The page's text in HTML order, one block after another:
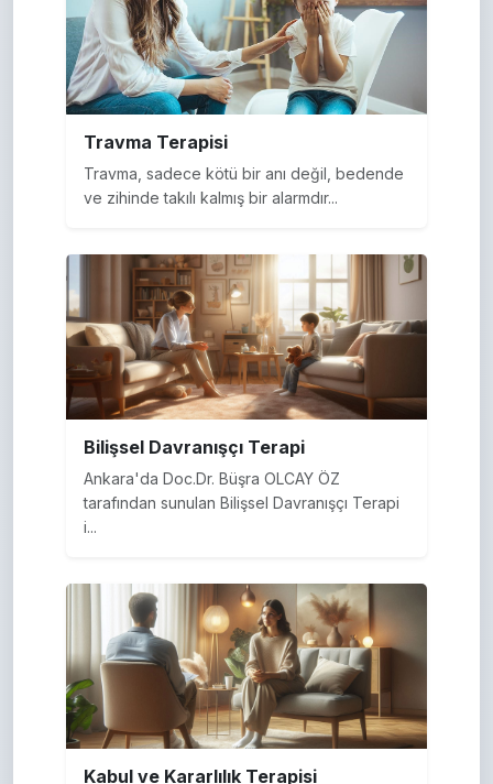
Travma Terapisi
Travma, sadece kötü bir anı değil, bedende
ve zihinde takılı kalmış bir alarmdır...
Bilişsel Davranışçı Terapi
Ankara'da Doc.Dr. Büşra OLCAY ÖZ
tarafından sunulan Bilişsel Davranışçı Terapi
i...
Kabul ve Kararlılık Terapisi